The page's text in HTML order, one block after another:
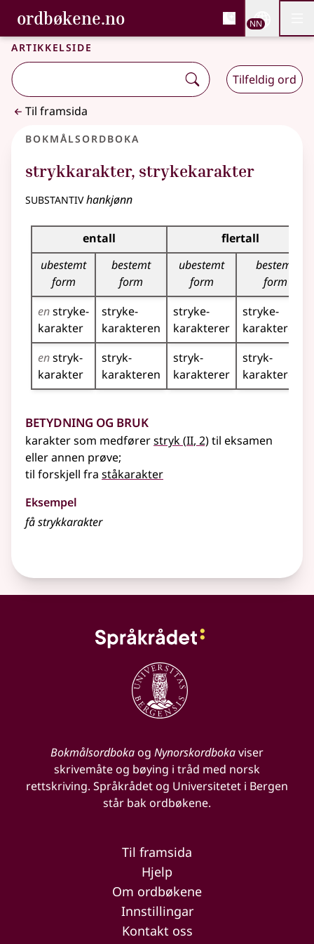
Gå til hovudinnhald
Tilgjenge
ordbøkene.no, Bokmålsordboka og
Bokmålsordboka og Nynorskordboka
NN
Artikkelside
Tilfeldig ord
Til framsida
Bokmålsordboka
strykkarakter, strykekarakter
substantivhankjønn
Bøyingstabell for dette substantivet
entall
flertall
ubestemt
form
bestemt
form
ubestemt
form
bestemt
form
enstryke­
karakter
stryke­
karakteren
stryke­
karakterer
stryke­
karakterene
enstryk­
karakter
stryk­
karakteren
stryk­
karakterer
stryk­
karakterene
Betydning og bruk
karakter som medførerstryk(2
II, 2)til eksamen
ellerannen prøve;
til forskjell fra ståkarakter
Eksempel
få strykkarakter
Bokmålsordbokaog Nynorskordbokaviser
skrivemåte og bøying i tråd med norsk
rettskriving. Språkrådet og Universitetet i Bergen
står bak ordbøkene.
Til framsida
Hjelp
Om ordbøkene
Innstillingar
Kontakt oss